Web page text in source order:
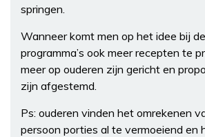
springen.
Wanneer komt men op het idee bij
programma’s ook meer recepten te
meer op ouderen zijn gericht en
zijn afgestemd.
Ps: ouderen vinden het omrekenen
persoon porties al te vermoeiend en